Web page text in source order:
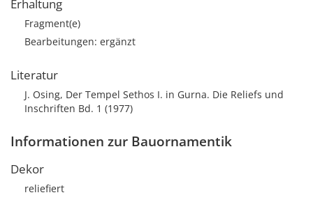
Erhaltung
Fragment(e)
Bearbeitungen: ergänzt
Literatur
J. Osing, Der Tempel Sethos I. in Gurna. Die Reliefs und
Inschriften Bd. 1 (1977)
Informationen zur Bauornamentik
Dekor
reliefiert